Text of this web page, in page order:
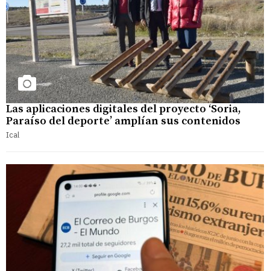
Las aplicaciones digitales del proyecto ‘Soria,
Paraíso del deporte’ amplían sus contenidos
Ical